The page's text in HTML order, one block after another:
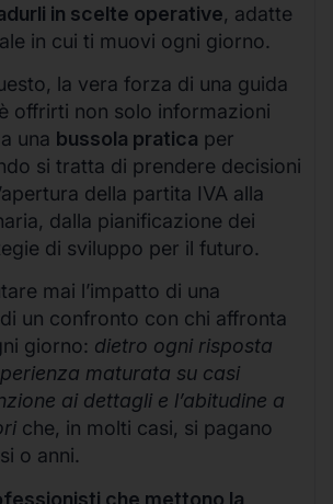
in scelte operative, adatte
in cui ti muovi ogni giorno.
la vera forza di una guida
offrirti non solo informazioni
una bussola pratica per
si tratta di prendere decisioni
della partita IVA alla
dalla pianificazione dei
di sviluppo per il futuro.
mai l’impatto di una
un confronto con chi affronta
giorno: dietro ogni risposta
maturata su casi
ai dettagli e l’abitudine a
che, in molti casi, si pagano
o anni.
che mettono la